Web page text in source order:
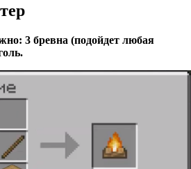
3 бревна (подойдет любая